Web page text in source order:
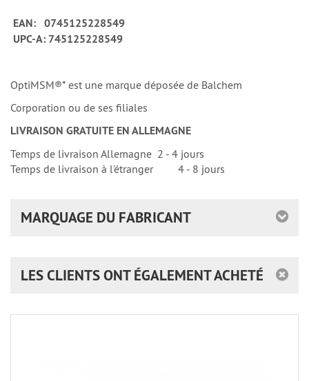
EAN: 0745125228549
UPC-A: 745125228549
OptiMSM®* est une marque déposée de Balchem
Corporation ou de ses filiales
LIVRAISON GRATUITE EN ALLEMAGNE
Temps de livraison Allemagne 2 - 4 jours
Temps de livraison à l'étranger 4 - 8 jours
MARQUAGE DU FABRICANT
LES CLIENTS ONT ÉGALEMENT ACHETÉ